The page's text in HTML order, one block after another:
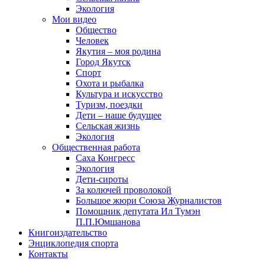
Экология
Мои видео
Общество
Человек
Якутия – моя родина
Город Якутск
Спорт
Охота и рыбалка
Культура и искусство
Туризм, поездки
Дети – наше будущее
Сельская жизнь
Экология
Общественная работа
Саха Конгресс
Экология
Дети-сироты
За колючей проволокой
Большое жюри Союза Журналистов
Помощник депутата Ил Тумэн
П.П.Юмшанова
Книгоиздательство
Энциклопедия спорта
Контакты